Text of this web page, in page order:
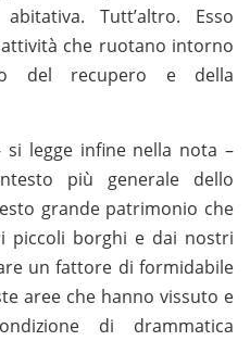
Tutt’altro. Esso
che ruotano intorno
del recupero e della
legge infine nella nota –
più generale dello
grande patrimonio che
piccoli borghi e dai nostri
un fattore di formidabile
aree che hanno vissuto e
di drammatica